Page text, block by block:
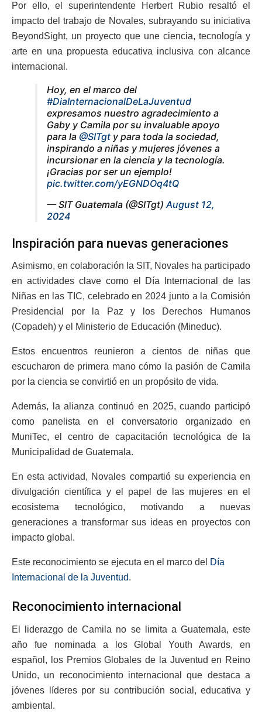
Por ello, el superintendente Herbert Rubio resaltó el
impacto del trabajo de Novales, subrayando su iniciativa
BeyondSight, un proyecto que une ciencia, tecnología y
arte en una propuesta educativa inclusiva con alcance
internacional.
Hoy, en el marco del
#DiaInternacionalDeLaJuventud
expresamos nuestro agradecimiento a
Gaby y Camila por su invaluable apoyo
para la @SITgt y para toda la sociedad,
inspirando a niñas y mujeres jóvenes a
incursionar en la ciencia y la tecnología.
¡Gracias por ser un ejemplo!
pic.twitter.com/yEGNDOq4tQ
— SIT Guatemala (@SITgt)August 12,
2024
Inspiración para nuevas generaciones
Asimismo, en colaboración la SIT, Novales ha participado
en actividades clave como el Día Internacional de las
Niñas en las TIC, celebrado en 2024 junto a la Comisión
Presidencial por la Paz y los Derechos Humanos
(Copadeh) y el Ministerio de Educación (Mineduc).
Estos encuentros reunieron a cientos de niñas que
escucharon de primera mano cómo la pasión de Camila
por la ciencia se convirtió en un propósito de vida.
Además, la alianza continuó en 2025, cuando participó
como panelista en el conversatorio organizado en
MuniTec, el centro de capacitación tecnológica de la
Municipalidad de Guatemala.
En esta actividad, Novales compartió su experiencia en
divulgación científica y el papel de las mujeres en el
ecosistema tecnológico, motivando a nuevas
generaciones a transformar sus ideas en proyectos con
impacto global.
Este reconocimiento se ejecuta en el marco del Día
Internacional de la Juventud.
Reconocimiento internacional
El liderazgo de Camila no se limita a Guatemala, este
año fue nominada a los Global Youth Awards, en
español, los Premios Globales de la Juventud en Reino
Unido, un reconocimiento internacional que destaca a
jóvenes líderes por su contribución social, educativa y
ambiental.